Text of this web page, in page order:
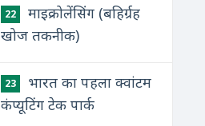
22
माइक्रोलेंसिंग (बहिर्ग्रह
खोज तकनीक)
23
भारत का पहला क्वांटम
कंप्यूटिंग टेक पार्क